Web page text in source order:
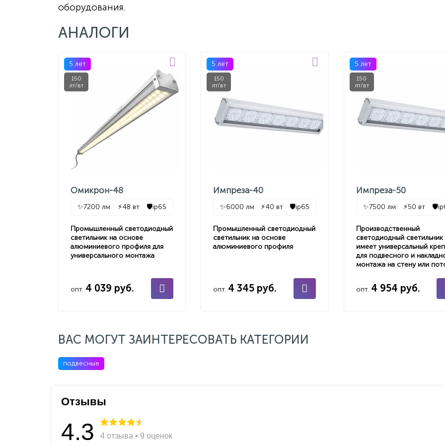
оборудования.
АНАЛОГИ
5 лет
150
лт/вт
Омикрон-48
✨7200 лм ⚡48 вт 🛡️ip65
Промышленный светодиодный
светильник на основе
алюминиевого профиля для
универсального монтажа
опт. 4 039 руб.
5 лет
150
лт/вт
Импреза-40
✨6000 лм ⚡40 вт 🛡️ip65
Промышленный светодиодный
светильник на основе
алюминиевого профиля
опт. 4 345 руб.
5 лет
150
лт/вт
Импреза-50
✨7500 лм ⚡50 вт 🛡️
Производственный
светодиодный светильник
имеет универсальный
для подвесного и
монтажа на стену или
опт. 4 954 руб.
ВАС МОГУТ ЗАИНТЕРЕСОВАТЬ КАТЕГОРИИ
подвесные
Отзывы
4.3 4 отзыва • 9 оценок